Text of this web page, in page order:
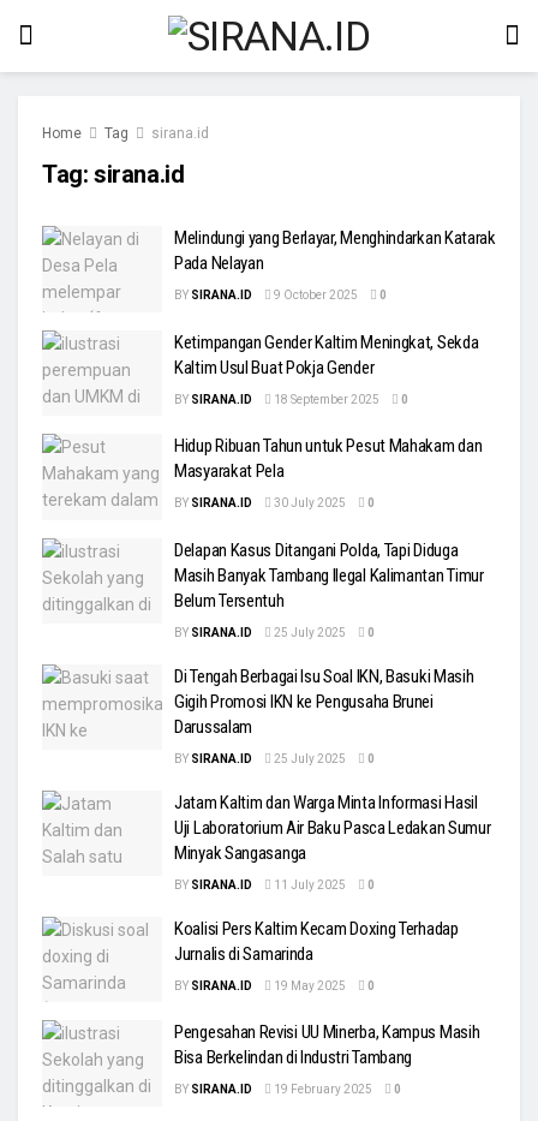
Home Tag sirana.id
Tag: sirana.id
Melindungi yang Berlayar, Menghindarkan Katarak
Pada Nelayan
BY SIRANA.ID 9 October 2025 0
Ketimpangan Gender Kaltim Meningkat, Sekda
Kaltim Usul Buat Pokja Gender
BY SIRANA.ID 18 September 2025 0
Hidup Ribuan Tahun untuk Pesut Mahakam dan
Masyarakat Pela
BY SIRANA.ID 30 July 2025 0
Delapan Kasus Ditangani Polda, Tapi Diduga
Masih Banyak Tambang Ilegal Kalimantan Timur
Belum Tersentuh
BY SIRANA.ID 25 July 2025 0
Di Tengah Berbagai Isu Soal IKN, Basuki Masih
Gigih Promosi IKN ke Pengusaha Brunei
Darussalam
BY SIRANA.ID 25 July 2025 0
Jatam Kaltim dan Warga Minta Informasi Hasil
Uji Laboratorium Air Baku Pasca Ledakan Sumur
Minyak Sangasanga
BY SIRANA.ID 11 July 2025 0
Koalisi Pers Kaltim Kecam Doxing Terhadap
Jurnalis di Samarinda
BY SIRANA.ID 19 May 2025 0
Pengesahan Revisi UU Minerba, Kampus Masih
Bisa Berkelindan di Industri Tambang
BY SIRANA.ID 19 February 2025 0